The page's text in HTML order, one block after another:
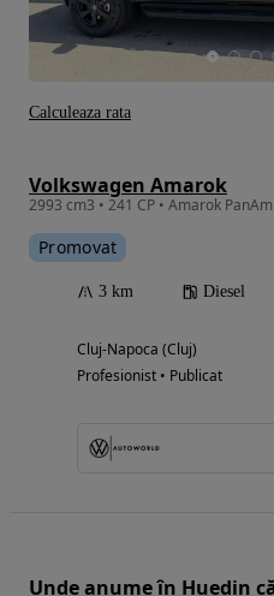
Volkswagen Amarok
2993 cm3 • 241 CP • Amarok
Promovat
3 km Diesel
Cluj-Napoca (Cluj)
Profesionist • Publicat
Calculeaza rata
Unde anume în Huedin